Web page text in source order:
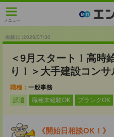
メニュー
掲載日 :2026/07/30
＜9月スタート！高時
り！＞大手建設コン
職種： 一般事務
派遣
職種未経験OK ブランクOK
《開始日相談OK！